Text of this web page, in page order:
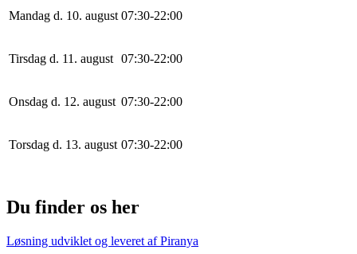
Mandag d. 10. august 07:30-22:00
Tirsdag d. 11. august 07:30-22:00
Onsdag d. 12. august 07:30-22:00
Torsdag d. 13. august 07:30-22:00
Du finder os her
Løsning udviklet og leveret afPiranya